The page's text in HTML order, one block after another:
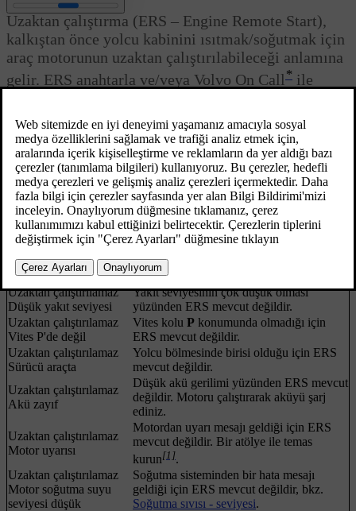
Güncel 08.06.2023
Uzaktan çalıştırma (ERS – Engine Remote Start),
kalkıştan önce yolcu kabinini ısıtmak/soğutmak için
araç motorunun uzaktan çalıştırılabileceği anlamına
gelir. ERS anahtarla ve/veya Volvo On Call * ile
ERS işlevinin arızalandığı veya kesintiye uğradığı durumlarda
gösterge panelinde bir sembol görüntülenir ve bu da açıklayıcı bir
metin mesajıyla desteklenir.
ERS işlevi mevcut değildir
Mesaj
Teknik özellikler
Çok fazla deneme
Ardışık maksimum 2 ERS etkinleşmesine
izin verilmesi yüzünden ERS mevcut
değildir.
Uzaktan çalıştırılamaz
Düşük yakıt seviyesi
Yakıt seviyesinin çok düşük olması
yüzünden ERS mevcut değildir.
Uzaktan çalıştırılamaz
Vites P'de değil
Vites kolu P konumunda olmadığı için
ERS mevcut değildir.
Uzaktan çalıştırılamaz
Sürücü araçta
Yolcu bölmesinde birisi olduğu için ERS
mevcut değildir.
Uzaktan çalıştırılamaz
Akü zayıf
Düşük akü gerilimi yüzünden ERS mevcut
değildir. Motoru çalıştırarak aküyü şarj
ediniz.
Uzaktan çalıştırılamaz
Motor uyarısı
Motordan uyarı mesajı geldiği için ERS
mevcut değildir. Bir atölye ile temas
kurun[1].
Uzaktan çalıştırılamaz
Motor soğutma suyu
seviyesi düşük
Soğutma sisteminden bir hata mesajı
geldiği için ERS mevcut değildir, bkz.
Soğutma sıvısı - seviyesi.